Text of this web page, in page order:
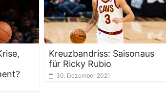
Kreuzbandriss: Saisonaus
für Ricky Rubio
30. Dezember 2021